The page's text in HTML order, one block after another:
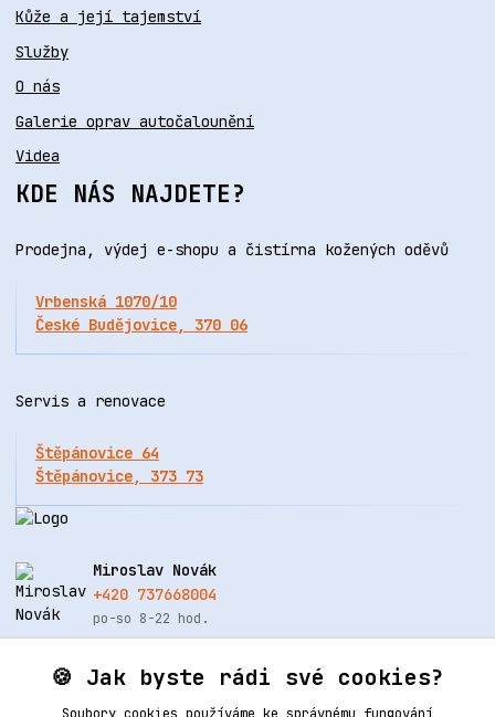
Kůže a její tajemství
Služby
O nás
Galerie oprav autočalounění
Videa
KDE NÁS NAJDETE?
Prodejna, výdej e-shopu a čistírna kožených oděvů
Vrbenská 1070/10
České Budějovice, 370 06
Servis a renovace
Štěpánovice 64
Štěpánovice, 373 73
Miroslav Novák
+420 737668004
po-so 8-22 hod.
info@renovacekuze.cz
🍪 Jak byste rádi své cookies?
Soubory cookies používáme ke správnému fungování